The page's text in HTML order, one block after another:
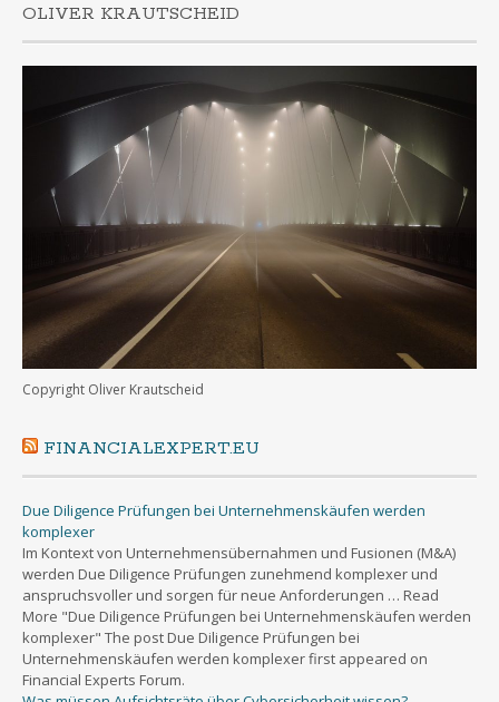
OLIVER KRAUTSCHEID
Copyright Oliver Krautscheid
FINANCIALEXPERT.EU
Due Diligence Prüfungen bei Unternehmenskäufen werden
komplexer
Im Kontext von Unternehmensübernahmen und Fusionen (M&A)
werden Due Diligence Prüfungen zunehmend komplexer und
anspruchsvoller und sorgen für neue Anforderungen … Read
More "Due Diligence Prüfungen bei Unternehmenskäufen werden
komplexer" The post Due Diligence Prüfungen bei
Unternehmenskäufen werden komplexer first appeared on
Financial Experts Forum.